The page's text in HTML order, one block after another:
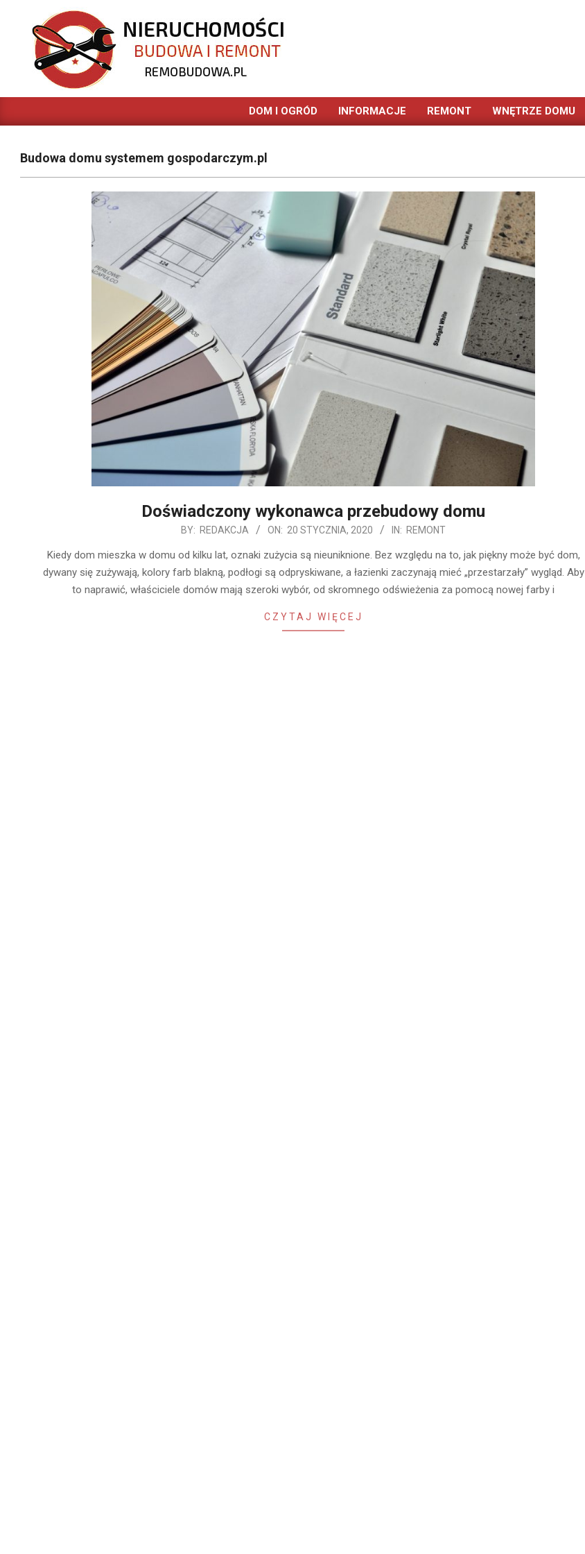
content
REMOBUDOWA.PL
Primary
DOM I OGRÓD INFORMACJE REMONT WNĘTRZE DOMU
Budowa domu systemem gospodarczym.pl
Doświadczony wykonawca przebudowy domu
BY: REDAKCJA ON: 20 STYCZNIA, 2020 IN: REMONT
Kiedy dom mieszka w domu od kilku lat, oznaki zużycia są nieuniknione. Bez względu na to, jak piękny może być dom,
dywany się zużywają, kolory farb blakną, podłogi są odpryskiwane, a łazienki zaczynają mieć „przestarzały” wygląd. Aby
to naprawić, właściciele domów mają szeroki wybór, od skromnego odświeżenia za pomocą nowej farby i
CZYTAJ WIĘCEJ